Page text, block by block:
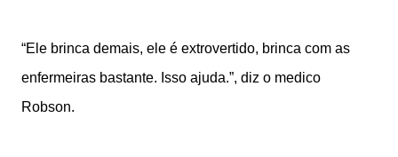
“Ele brinca demais, ele é extrovertido, brinca com as
enfermeiras bastante. Isso ajuda.”, diz o medico
Robson.